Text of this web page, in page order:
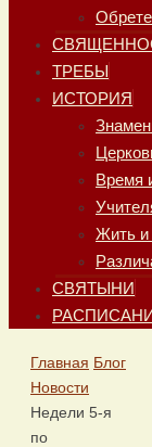
ТРЕБЫ
ИСТОРИЯ
Время
Жить и
СВЯТЫНИ
Главная Блог
Новости
Недели 5-я
по